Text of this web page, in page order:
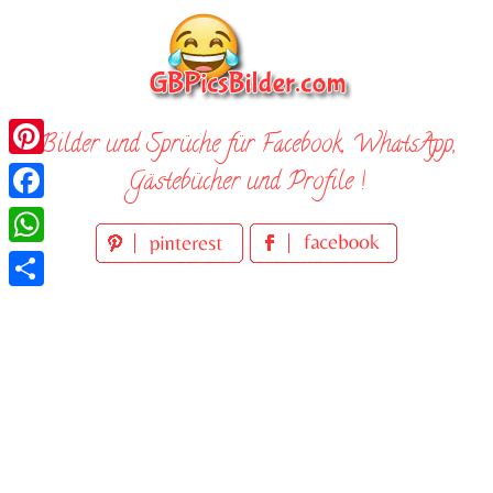
Bilder und Sprüche für Facebook, WhatsApp,
Gästebücher und Profile !
Pinterest
Facebook
WhatsApp